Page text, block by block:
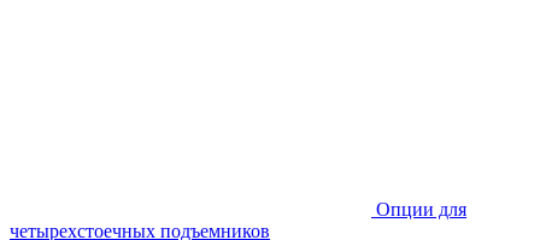
Опции для
четырехстоечных подъемников